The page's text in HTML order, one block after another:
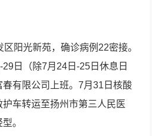
阳光新苑，确诊病例22密接。
日（除7月24日-25日休息日
有限公司上班。7月31日核酸
车转运至扬州市第三人民医
。